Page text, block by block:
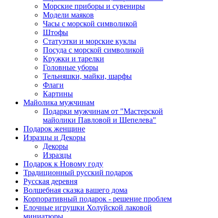
Морские приборы и сувениры
Модели маяков
Часы с морской символикой
Штофы
Статуэтки и морские куклы
Посуда с морской символикой
Кружки и тарелки
Головные уборы
Тельняшки, майки, шарфы
Флаги
Картины
Майолика мужчинам
Подарки мужчинам от "Мастерской
майолики Павловой и Шепелева"
Подарок женщине
Изразцы и Декоры
Декоры
Изразцы
Подарок к Новому году
Традиционный русский подарок
Русская деревня
Волшебная сказка вашего дома
Корпоративный подарок - решение проблем
Елочные игрушки Холуйской лаковой
миниатюры